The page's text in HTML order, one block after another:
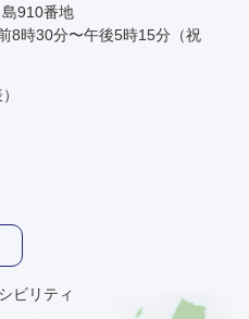
910番地
8時30分〜午後5時15分（祝
ビリティ